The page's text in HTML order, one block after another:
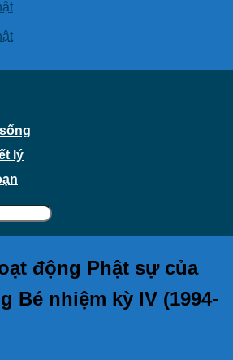
lý
động Phật sự của
Bé nhiệm kỳ IV (1994-